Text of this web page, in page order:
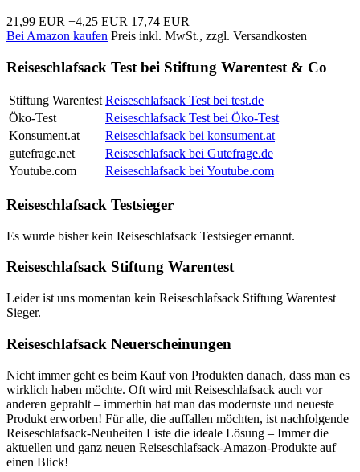
21,99 EUR −4,25 EUR 17,74 EUR
Bei Amazon kaufen Preis inkl. MwSt., zzgl. Versandkosten
Reiseschlafsack Test bei Stiftung Warentest & Co
Stiftung Warentest Reiseschlafsack Test bei test.de
Öko-Test
Reiseschlafsack Test bei Öko-Test
Konsument.at
Reiseschlafsack bei konsument.at
gutefrage.net
Reiseschlafsack bei Gutefrage.de
Youtube.com
Reiseschlafsack bei Youtube.com
Reiseschlafsack Testsieger
Es wurde bisher kein Reiseschlafsack Testsieger ernannt.
Reiseschlafsack Stiftung Warentest
Leider ist uns momentan kein Reiseschlafsack Stiftung Warentest
Sieger.
Reiseschlafsack Neuerscheinungen
Nicht immer geht es beim Kauf von Produkten danach, dass man es
wirklich haben möchte. Oft wird mit Reiseschlafsack auch vor
anderen geprahlt – immerhin hat man das modernste und neueste
Produkt erworben! Für alle, die auffallen möchten, ist nachfolgende
Reiseschlafsack-Neuheiten Liste die ideale Lösung – Immer die
aktuellen und ganz neuen Reiseschlafsack-Amazon-Produkte auf
einen Blick!